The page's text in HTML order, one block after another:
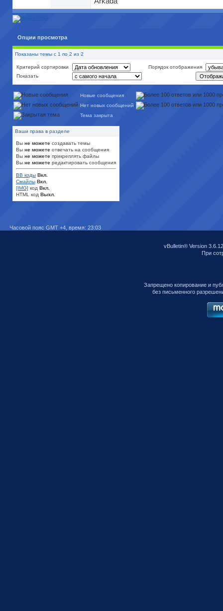
Опции просмотра
Показаны темы с 1 по 2 из 2
Критерий сортировки
Порядок отображения
Показать
Новые сообщения
Нет новых сообщений
Тема закрыта
Ваши права в разделе
Вы не можете создавать темы
Вы не можете отвечать на сообщения
Вы не можете прикреплять файлы
Вы не можете редактировать сообщения
BB коды Вкл.
Смайлы Вкл.
[IMG] код Вкл.
HTML код Выкл.
Часовой пояс GMT +4, время: 23:03
vBulletin® Version
При
Запрещено копирование и
без письменного